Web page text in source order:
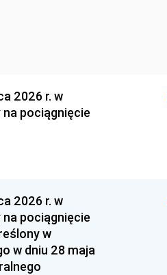
2026 r. w
pociągnięcie
2026 r. w
pociągnięcie
w
w dniu 28 maja